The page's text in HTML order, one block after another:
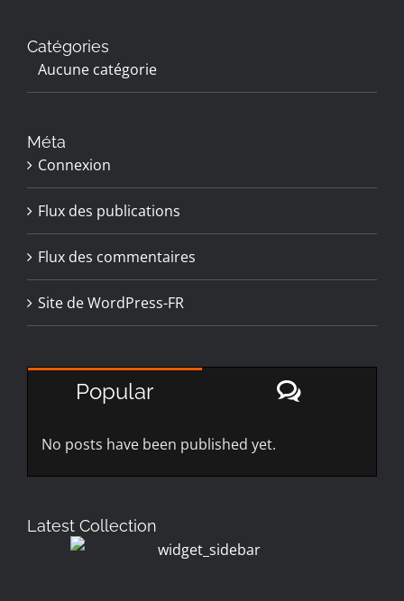
Catégories
Aucune catégorie
Méta
Connexion
Flux des publications
Flux des commentaires
Site de WordPress-FR
Popular
No posts have been published yet.
Latest Collection